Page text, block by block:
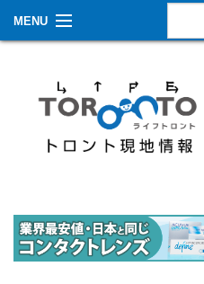
MENU
生活情報
その他
イベントカレンダー
About Us